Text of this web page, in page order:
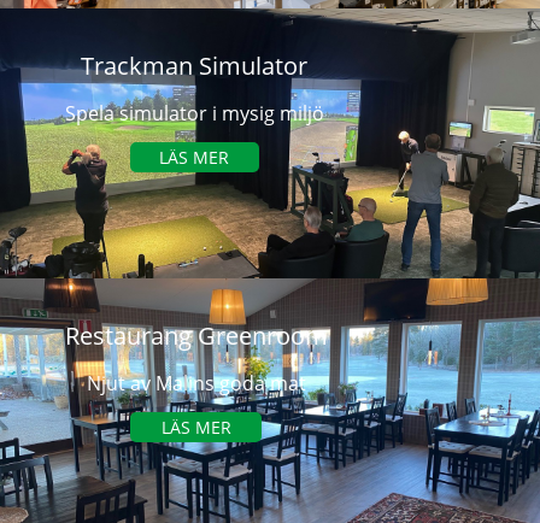
Trackman Simulator
Spela simulator i mysig miljö
LÄS MER
Restaurang Greenroom
Njut av Malins goda mat
LÄS MER